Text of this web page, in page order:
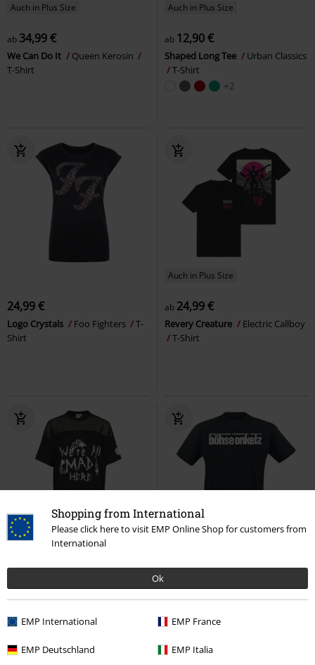
Shopping from International
Please click here to visit EMP Online Shop for customers from
International
Ok
EMP International EMP France
EMP Deutschland EMP Italia
Auch in Plus Size
ab 34,99 €
We Can Do It
Queen Kerosin
T-Shirt
Auch in Plus Size
ab 12,90 €
Shaped Long Tee
Urban Classics
T-Shirt
+2
24,99 €
Logo Crystals Foo Fighters
T-
Shirt
Auch in Plus Size
ab 24,99 €
Revery Creature
Electric Callboy
T-Shirt
-33%
Exklusiv
Grinsekatze - We're All Mad Here
Danke für nichts
Böhse Onkelz